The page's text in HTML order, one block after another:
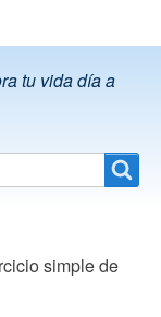
tu vida día a
simple de